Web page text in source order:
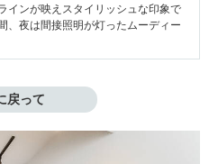
インが映えスタイリッシュな印象で
、夜は間接照明が灯ったムーディー
戻って